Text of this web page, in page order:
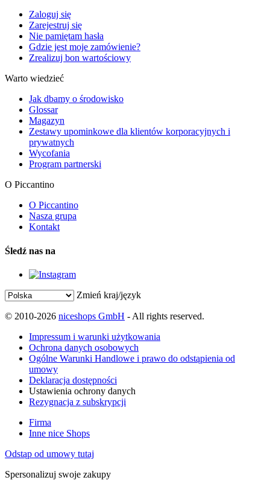
Zaloguj się
Zarejestruj się
Nie pamiętam hasła
Gdzie jest moje zamówienie?
Zrealizuj bon wartościowy
Warto wiedzieć
Jak dbamy o środowisko
Glossar
Magazyn
Zestawy upominkowe dla klientów korporacyjnych i
prywatnych
Wycofania
Program partnerski
O Piccantino
O Piccantino
Nasza grupa
Kontakt
Śledź nas na
Zmień kraj/język
© 2010-2026 niceshops GmbH - All rights reserved.
Impressum i warunki użytkowania
Ochrona danych osobowych
Ogólne Warunki Handlowe i prawo do odstąpienia od
umowy
Deklaracja dostępności
Ustawienia ochrony danych
Rezygnacja z subskrypcji
Firma
Inne nice Shops
Odstąp od umowy tutaj
Spersonalizuj swoje zakupy